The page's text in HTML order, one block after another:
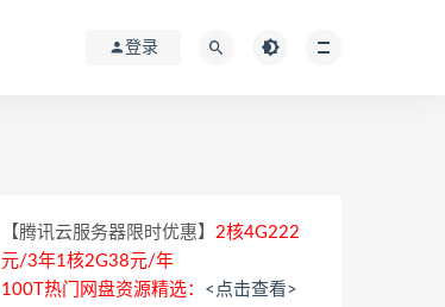
登录
【腾讯云服务器限时优惠】 2核4G222
元/3年1核2G38元/年
100T热门网盘资源精选： <点击查看>